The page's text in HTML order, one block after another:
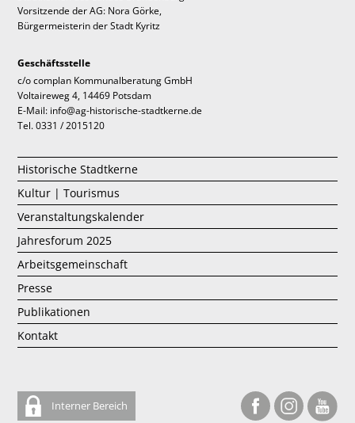
Vorsitzende der AG: Nora Görke,
Bürgermeisterin der Stadt Kyritz
Geschäftsstelle
c/o complan Kommunalberatung GmbH
Voltaireweg 4, 14469 Potsdam
E-Mail: info@ag-historische-stadtkerne.de
Tel. 0331 / 2015120
Historische Stadtkerne
Kultur | Tourismus
Veranstaltungskalender
Jahresforum 2025
Arbeitsgemeinschaft
Presse
Publikationen
Kontakt
Interner Bereich